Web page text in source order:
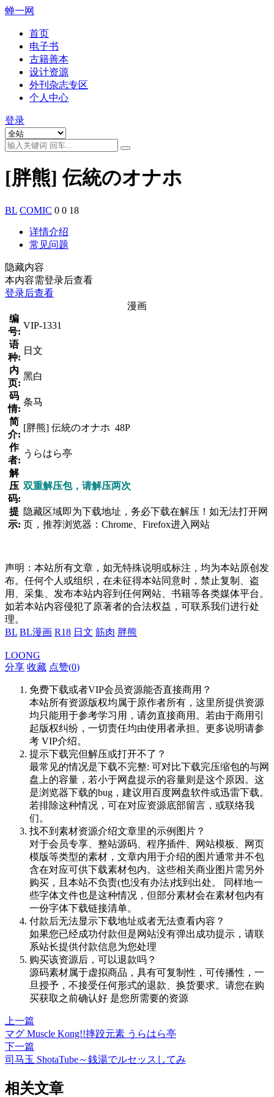
蝉一网
首页
电子书
古籍善本
设计资源
外刊杂志专区
个人中心
登录
[胖熊] 伝統のオナホ
BL COMIC 0 0 18
详情介绍
常见问题
隐藏内容
本内容需登录后查看
登录后查看
漫画
编
号:
VIP-1331
语
种:
日文
内
页:
黑白
码
情:
条马
简
介:
[胖熊] 伝統のオナホ 48P
作
者:
うらはら亭
解
压
码:
双重解压包，请解压两次
提
示:
隐藏区域即为下载地址，务必下载在解压！如无法打开网
页，推荐浏览器：Chrome、Firefox进入网站
声明：本站所有文章，如无特殊说明或标注，均为本站原创发
布。任何个人或组织，在未征得本站同意时，禁止复制、盗
用、采集、发布本站内容到任何网站、书籍等各类媒体平台。
如若本站内容侵犯了原著者的合法权益，可联系我们进行处
理。
BL BL漫画 R18 日文 筋肉 胖熊
LOONG
分享 收藏 点赞(0)
免费下载或者VIP会员资源能否直接商用？
本站所有资源版权均属于原作者所有，这里所提供资源
均只能用于参考学习用，请勿直接商用。若由于商用引
起版权纠纷，一切责任均由使用者承担。更多说明请参
考 VIP介绍。
提示下载完但解压或打开不了？
最常见的情况是下载不完整: 可对比下载完压缩包的与网
盘上的容量，若小于网盘提示的容量则是这个原因。这
是浏览器下载的bug，建议用百度网盘软件或迅雷下载。
若排除这种情况，可在对应资源底部留言，或联络我
们。
找不到素材资源介绍文章里的示例图片？
对于会员专享、整站源码、程序插件、网站模板、网页
模版等类型的素材，文章内用于介绍的图片通常并不包
含在对应可供下载素材包内。这些相关商业图片需另外
购买，且本站不负责(也没有办法)找到出处。 同样地一
些字体文件也是这种情况，但部分素材会在素材包内有
一份字体下载链接清单。
付款后无法显示下载地址或者无法查看内容？
如果您已经成功付款但是网站没有弹出成功提示，请联
系站长提供付款信息为您处理
购买该资源后，可以退款吗？
源码素材属于虚拟商品，具有可复制性，可传播性，一
旦授予，不接受任何形式的退款、换货要求。请您在购
买获取之前确认好 是您所需要的资源
上一篇
マグ Muscle Kong!!摔跤元素 うらはら亭
下一篇
司马玉 ShotaTube～銭湯でルセッスしてみ
相关文章